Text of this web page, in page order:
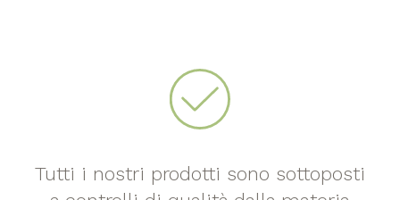
Tutti i nostri prodotti sono sottoposti